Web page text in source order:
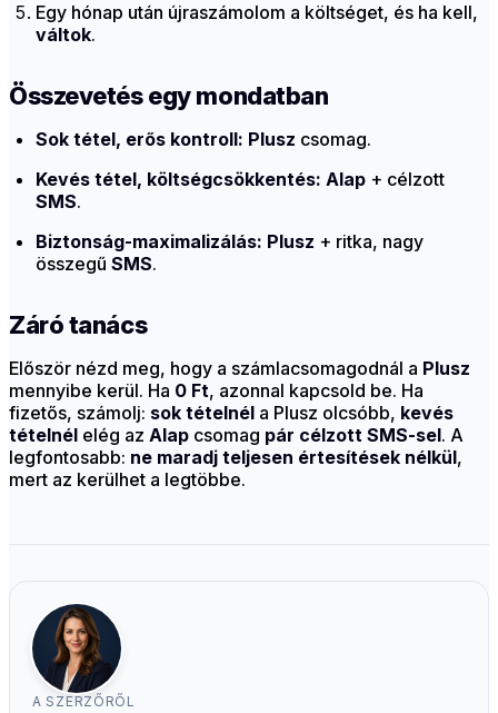
Egy hónap után újraszámolom a költséget, és ha kell,
váltok.
Összevetés egy mondatban
Sok tétel, erős kontroll: Plusz csomag.
Kevés tétel, költségcsökkentés: Alap + célzott
SMS.
Biztonság-maximalizálás: Plusz + ritka, nagy
összegű SMS.
Záró tanács
Először nézd meg, hogy a számlacsomagodnál a Plusz
mennyibe kerül. Ha 0 Ft, azonnal kapcsold be. Ha
fizetős, számolj: sok tételnél a Plusz olcsóbb, kevés
tételnél elég az Alap csomag pár célzott SMS-sel. A
legfontosabb: ne maradj teljesen értesítések nélkül,
mert az kerülhet a legtöbbe.
A SZERZŐRŐL